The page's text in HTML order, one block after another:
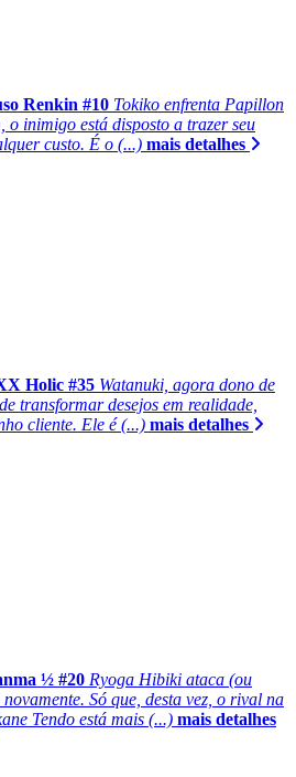
Renkin #10 Tokiko enfrenta Papillon
inimigo está disposto a trazer seu
custo. É o (...) mais detalhes
Holic #35 Watanuki, agora dono de
transformar desejos em realidade,
cliente. Ele é (...) mais detalhes
½ #20 Ryoga Hibiki ataca (ou
Só que, desta vez, o rival na
Tendo está mais (...) mais detalhes